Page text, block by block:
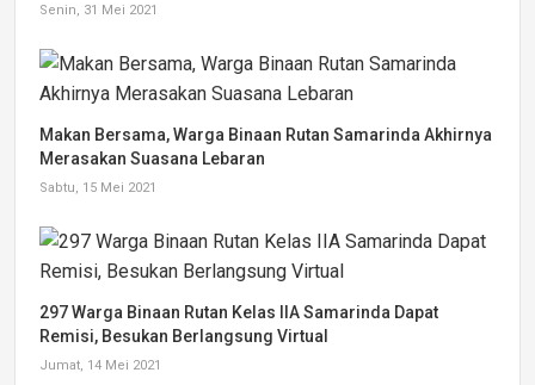
Senin, 31 Mei 2021
Makan Bersama, Warga Binaan Rutan Samarinda Akhirnya
Merasakan Suasana Lebaran
Sabtu, 15 Mei 2021
297 Warga Binaan Rutan Kelas IIA Samarinda Dapat
Remisi, Besukan Berlangsung Virtual
Jumat, 14 Mei 2021